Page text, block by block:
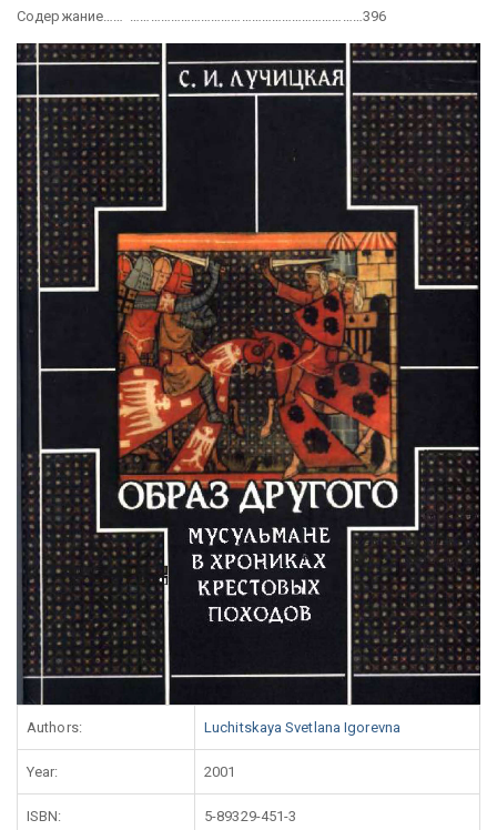
Содержание…… ……………………………………………………………396
Authors: Luchitskaya Svetlana Igorevna
Year: 2001
ISBN: 5-89329-451-3